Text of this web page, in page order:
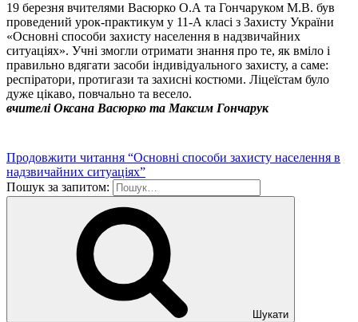
19 березня вчителями Васюрко О.А та Гончаруком М.В. був
проведений урок-практикум у 11-А класі з Захисту України
«Основні способи захисту населення в надзвичайних
ситуаціях». Учні змогли отримати знання про те, як вміло і
правильно вдягати засоби індивідуального захисту, а саме:
респіратори, протигази та захисні костюми. Ліцеїстам було
дуже цікаво, повчально та весело.
вчителі Оксана Васюрко та Максим Гончарук
Продовжити читання “Основні способи захисту населення в
надзвичайних ситуаціях”
Пошук за запитом:
Шукати